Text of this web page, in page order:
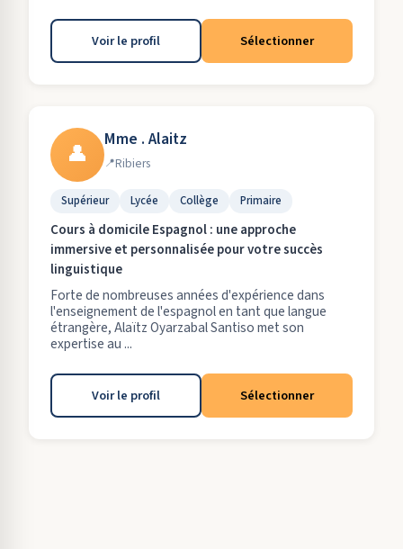
Voir le profil Sélectionner
👤 Mme . Alaitz
Ribiers
Supérieur Lycée Collège Primaire
Cours à domicile Espagnol : une approche
immersive et personnalisée pour votre succès
linguistique
Forte de nombreuses années d'expérience dans
l'enseignement de l'espagnol en tant que langue
étrangère, Alaïtz Oyarzabal Santiso met son
expertise au ...
Voir le profil Sélectionner